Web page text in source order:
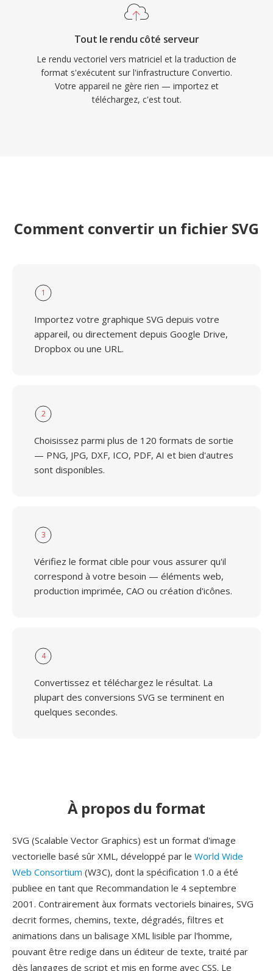
Tout le rendu côté serveur
Le rendu vectoriel vers matriciel et la traduction de
format s'exécutent sur l'infrastructure Convertio.
Votre appareil ne gère rien — importez et
téléchargez, c'est tout.
Comment convertir un fichier SVG
1
Importez votre graphique SVG depuis votre
appareil, ou directement depuis Google Drive,
Dropbox ou une URL.
2
Choisissez parmi plus de 120 formats de sortie
— PNG, JPG, DXF, ICO, PDF, AI et bien d'autres
sont disponibles.
3
Vérifiez le format cible pour vous assurer qu'il
correspond à votre besoin — éléments web,
production imprimée, CAO ou création d'icônes.
4
Convertissez et téléchargez le résultat. La
plupart des conversions SVG se terminent en
quelques secondes.
À propos du format
SVG (Scalable Vector Graphics) est un format d'image
vectorielle basé sûr XML, développé par le World Wide
Web Consortium (W3C), dont la spécification 1.0 a été
publiee en tant que Recommandation le 4 septembre
2001. Contrairement àux formats vectoriels binaires, SVG
decrit formes, chemins, texte, dégradés, filtres et
animations dans un balisage XML lisible par l'homme,
pouvant être redige dans un éditeur de texte, traité par
dès langages de script et mis en forme avec CSS. Le